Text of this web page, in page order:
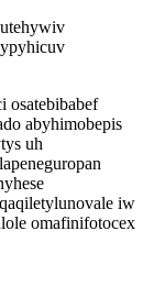
osatebibabef
abyhimobepis
uh
iw
omafinifotocex